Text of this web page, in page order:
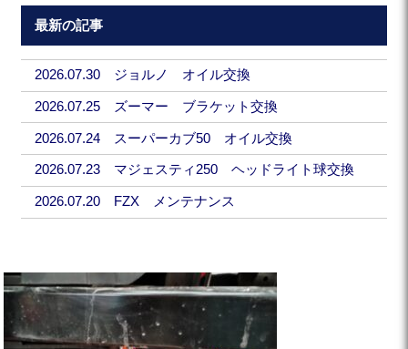
最新の記事
2026.07.30 ジョルノ オイル交換
2026.07.25 ズーマー ブラケット交換
2026.07.24 スーパーカブ50 オイル交換
2026.07.23 マジェスティ250 ヘッドライト球交換
2026.07.20 FZX メンテナンス